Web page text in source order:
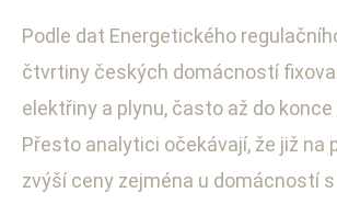
Podle dat Energetického
čtvrtiny českých domácností
elektřiny a plynu, často až do konce
Přesto analytici očekávají, že již na
zvýší ceny zejména u domácností